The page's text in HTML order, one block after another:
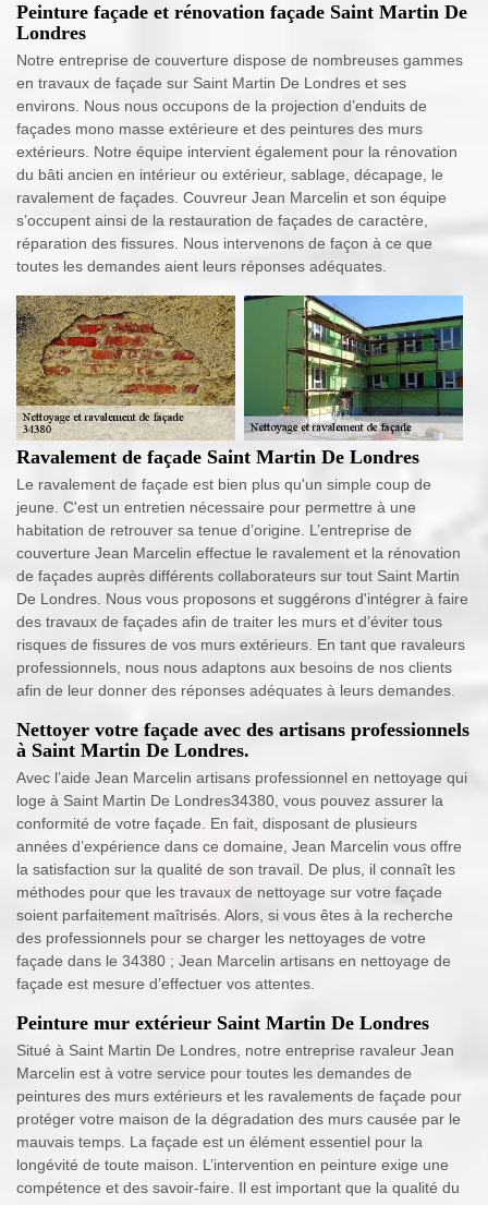
Peinture façade et rénovation façade Saint Martin De
Londres
Notre entreprise de couverture dispose de nombreuses gammes
en travaux de façade sur Saint Martin De Londres et ses
environs. Nous nous occupons de la projection d’enduits de
façades mono masse extérieure et des peintures des murs
extérieurs. Notre équipe intervient également pour la rénovation
du bâti ancien en intérieur ou extérieur, sablage, décapage, le
ravalement de façades. Couvreur Jean Marcelin et son équipe
s’occupent ainsi de la restauration de façades de caractère,
réparation des fissures. Nous intervenons de façon à ce que
toutes les demandes aient leurs réponses adéquates.
Ravalement de façade Saint Martin De Londres
Le ravalement de façade est bien plus qu'un simple coup de
jeune. C'est un entretien nécessaire pour permettre à une
habitation de retrouver sa tenue d’origine. L’entreprise de
couverture Jean Marcelin effectue le ravalement et la rénovation
de façades auprès différents collaborateurs sur tout Saint Martin
De Londres. Nous vous proposons et suggérons d'intégrer à faire
des travaux de façades afin de traiter les murs et d’éviter tous
risques de fissures de vos murs extérieurs. En tant que ravaleurs
professionnels, nous nous adaptons aux besoins de nos clients
afin de leur donner des réponses adéquates à leurs demandes.
Nettoyer votre façade avec des artisans professionnels
à Saint Martin De Londres.
Avec l’aide Jean Marcelin artisans professionnel en nettoyage qui
loge à Saint Martin De Londres34380, vous pouvez assurer la
conformité de votre façade. En fait, disposant de plusieurs
années d’expérience dans ce domaine, Jean Marcelin vous offre
la satisfaction sur la qualité de son travail. De plus, il connaît les
méthodes pour que les travaux de nettoyage sur votre façade
soient parfaitement maîtrisés. Alors, si vous êtes à la recherche
des professionnels pour se charger les nettoyages de votre
façade dans le 34380 ; Jean Marcelin artisans en nettoyage de
façade est mesure d’effectuer vos attentes.
Peinture mur extérieur Saint Martin De Londres
Situé à Saint Martin De Londres, notre entreprise ravaleur Jean
Marcelin est à votre service pour toutes les demandes de
peintures des murs extérieurs et les ravalements de façade pour
protéger votre maison de la dégradation des murs causée par le
mauvais temps. La façade est un élément essentiel pour la
longévité de toute maison. L’intervention en peinture exige une
compétence et des savoir-faire. Il est important que la qualité du